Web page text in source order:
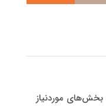
بخش‌های موردنیاز